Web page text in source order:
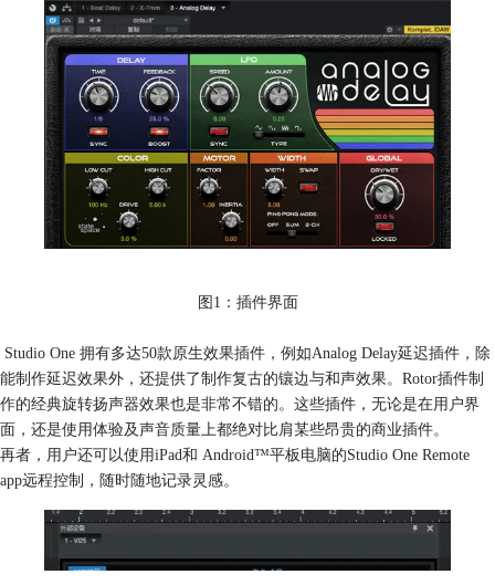
图1：插件界面
Studio One 拥有多达50款原生效果插件，例如Analog Delay延迟插件，除
能制作延迟效果外，还提供了制作复古的镶边与和声效果。Rotor插件制
作的经典旋转扬声器效果也是非常不错的。这些插件，无论是在用户界
面，还是使用体验及声音质量上都绝对比肩某些昂贵的商业插件。
再者，用户还可以使用iPad和 Android™平板电脑的Studio One Remote
app远程控制，随时随地记录灵感。